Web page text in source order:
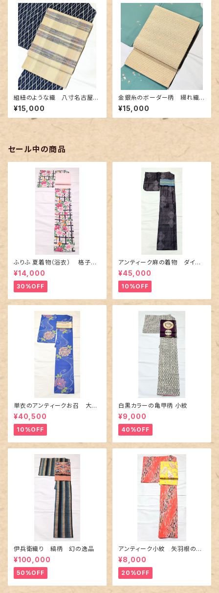
組紐のような織 八寸名古屋帯
(カラフルなボーダー柄)
¥15,000
金銀糸のボーダー柄 綴れ織り
の名古屋帯
¥15,000
セール中の商品
ふりふ 夏着物（浴衣） 格子に
百合や秋草花
¥14,000
30%OFF
アンティーク麻の着物 ダイヤ
に市松柄の上布
¥45,000
10%OFF
単衣のアンティークお召 大輪
の薔薇柄柄
¥40,500
10%OFF
白黒カラーの亀甲柄 小紋
¥9,000
40%OFF
伊兵衛織り 縞柄 幻の逸品
¥100,000
50%OFF
アンティーク小紋 矢羽根の地
紋に短冊柄 裄６６cm
¥8,000
20%OFF